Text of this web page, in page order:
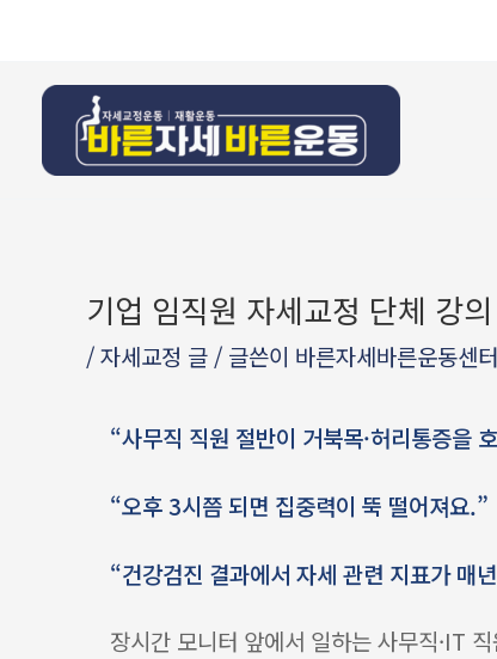
기업 임직원 자세교정 단체 강
/자세교정 글 / 글쓴이 바른자세바른운동센터
“사무직 직원 절반이 거북목·허리통증을
“오후 3시쯤 되면 집중력이 뚝 떨어져요.”
“건강검진 결과에서 자세 관련 지표가 매
장시간 모니터 앞에서 일하는 사무직·IT